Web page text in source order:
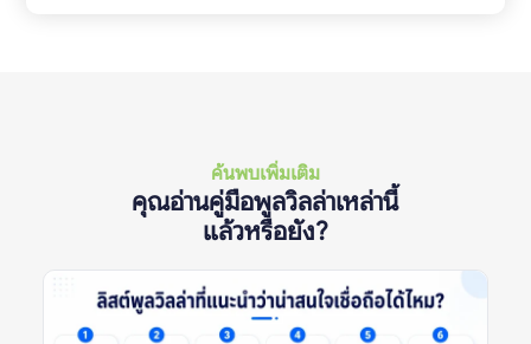
ค้นพบเพิ่มเติม
คุณอ่านคู่มือพูลวิลล่าเหล่านี้
แล้วหรือยัง?